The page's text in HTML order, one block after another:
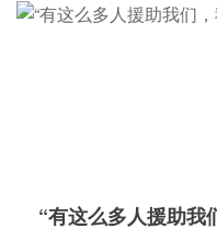
“有这么多人援助我